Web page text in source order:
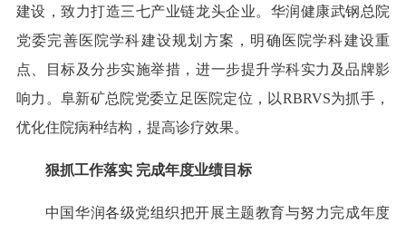
建设，致力打造三七产业链龙头企业。华润健康武钢总院
党委完善医院学科建设规划方案，明确医院学科建设重
点、目标及分步实施举措，进一步提升学科实力及品牌影
响力。阜新矿总院党委立足医院定位，以RBRVS为抓手，
优化住院病种结构，提高诊疗效果。
狠抓工作落实 完成年度业绩目标
中国华润各级党组织把开展主题教育与努力完成年度